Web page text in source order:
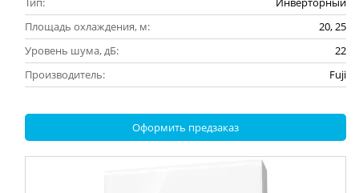
Площадь охлаждения, м:
20, 25
Уровень шума, дБ:
22
Производитель:
Fuji
Оформить предзаказ